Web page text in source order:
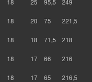
18 20 75 221,5
18 18 71,5 218
18 17 66 216
18 17 65 216,5